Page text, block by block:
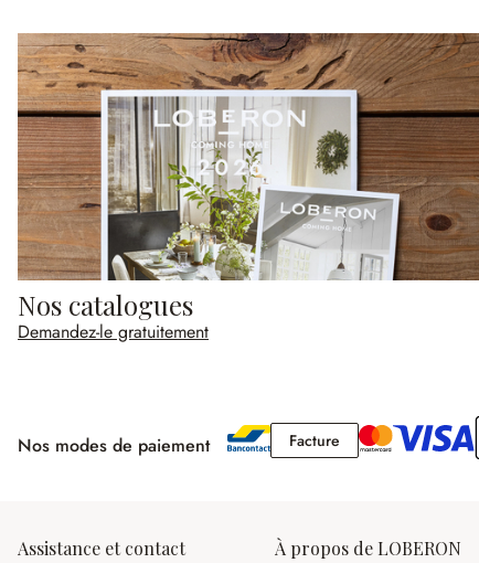
Nos catalogues
Demandez-le gratuitement
Nos modes de paiement FactureFacture
Assistance et contact À propos de LOBERON